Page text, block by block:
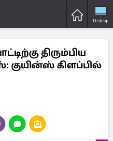
Desktop
திரும்பிய
குயின்ஸ் கிளப்பில்